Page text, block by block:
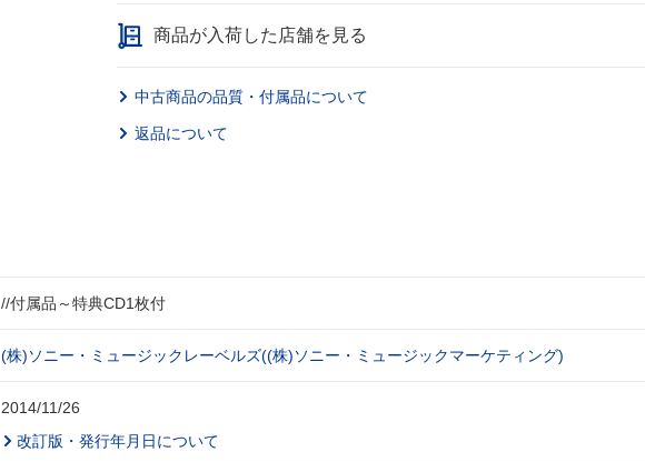
商品が入荷した店舗を見る
中古商品の品質・付属品について
返品について
//付属品～特典CD1枚付
(株)ソニー・ミュージックレーベルズ((株)ソニー・ミュージックマーケティング)
2014/11/26
改訂版・発行年月日について